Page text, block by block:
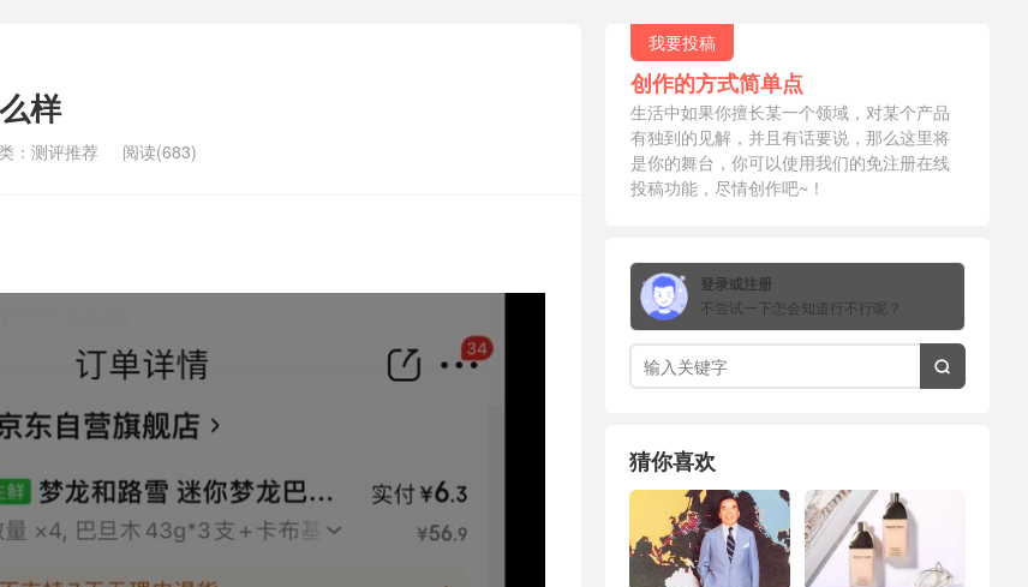
样
： 测评推荐 阅读(683)
我要投稿
创作的方式简单点
生活中如果你擅长某一个领域，对某个产品
有独到的见解，并且有话要说，那么这里将
是你的舞台，你可以使用我们的免注册在线
投稿功能，尽情创作吧~！
登录或注册
不尝试一下怎会知道行不行呢？

猜你喜欢